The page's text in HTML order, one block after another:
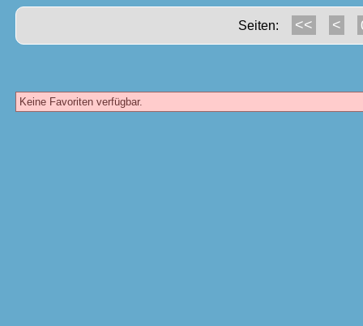
Seiten: << <
Keine Favoriten verfügbar.